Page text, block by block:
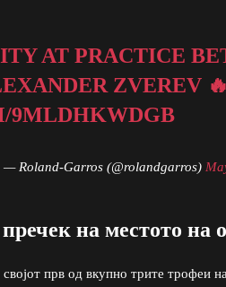
AT PRACTICE
ZVEREV
9MLDHKWDGB
— Roland-Garros (@rolandgarros)
на местото на
прв од вкупно трите трофеи